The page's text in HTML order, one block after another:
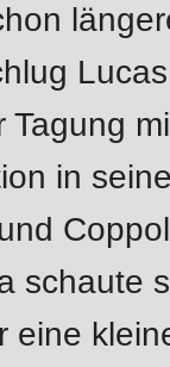
in
schaute
eine